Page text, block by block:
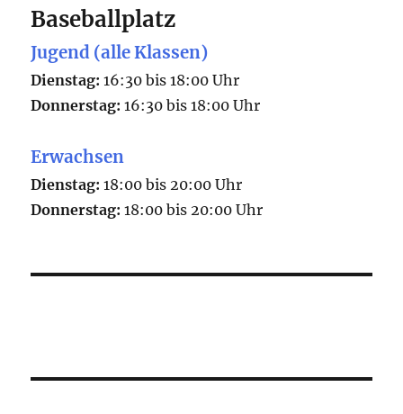
Baseballplatz
Jugend (alle Klassen)
Dienstag: 16:30 bis 18:00 Uhr
Donnerstag: 16:30 bis 18:00 Uhr
Erwachsen
Dienstag: 18:00 bis 20:00 Uhr
Donnerstag: 18:00 bis 20:00 Uhr